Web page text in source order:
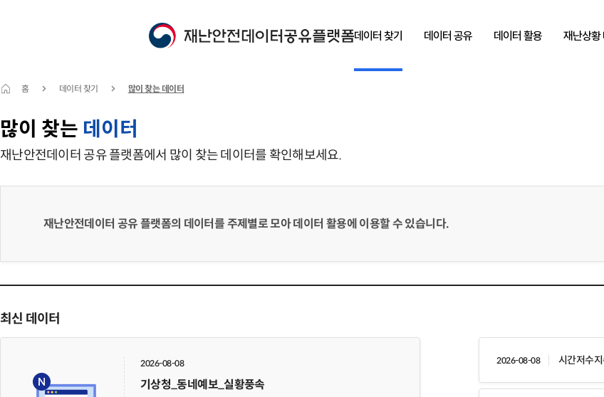
데이터 찾기 데이터 공유 데이터 활용 재난상황
홈 데이터 찾기 많이 찾는 데이터
많이 찾는 데이터
재난안전데이터 공유 플랫폼에서 많이 찾는 데이터를 확인해보세요.
재난안전데이터 공유 플랫폼의 데이터를 주제별로 모아 데이터 활용에 이용할 수 있습니다.
최신 데이터
2026-08-08
기상청_동네예보_실황풍속
2026-08-08 시간저수지